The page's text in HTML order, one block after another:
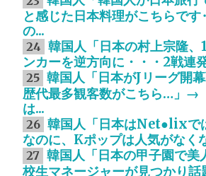
と感じた日本料理がこちらで
の...
24 韓国人「日本の村上宗隆
ンカーを逆方向に・・・2戦連
25 韓国人「日本がJリーグ開
歴代最多観客数がこちら…」→
は...
26 韓国人「日本はNet●lixで
なのに、Kポップは人気がなく
27 韓国人「日本の甲子園で美
校生マネージャーが見つかり話